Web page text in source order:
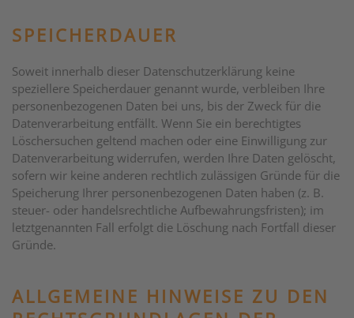
SPEICHERDAUER
Soweit innerhalb dieser Datenschutzerklärung keine
speziellere Speicherdauer genannt wurde, verbleiben Ihre
personenbezogenen Daten bei uns, bis der Zweck für die
Datenverarbeitung entfällt. Wenn Sie ein berechtigtes
Löschersuchen geltend machen oder eine Einwilligung zur
Datenverarbeitung widerrufen, werden Ihre Daten gelöscht,
sofern wir keine anderen rechtlich zulässigen Gründe für die
Speicherung Ihrer personenbezogenen Daten haben (z. B.
steuer- oder handelsrechtliche Aufbewahrungsfristen); im
letztgenannten Fall erfolgt die Löschung nach Fortfall dieser
Gründe.
ALLGEMEINE HINWEISE ZU DEN